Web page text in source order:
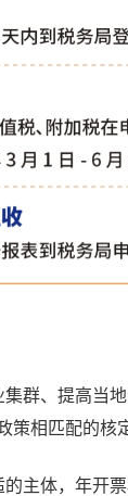
群、提高当
相匹配的核
主体，年开